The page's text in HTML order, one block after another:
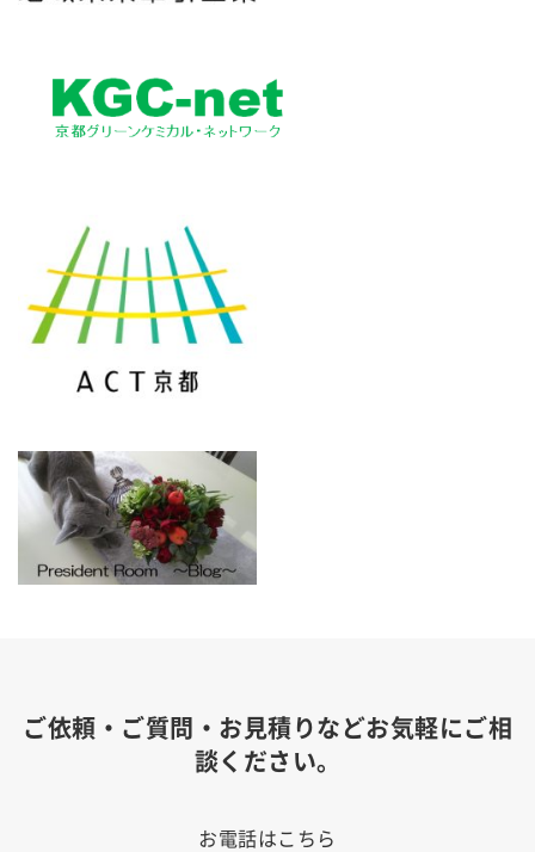
ご依頼・ご質問・お見積りなどお気軽にご相
談ください。
お電話はこちら